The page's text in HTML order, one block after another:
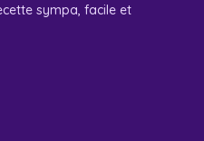
sympa, facile et